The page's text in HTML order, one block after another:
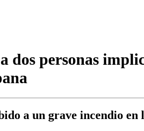
dos personas
a un grave incendio en